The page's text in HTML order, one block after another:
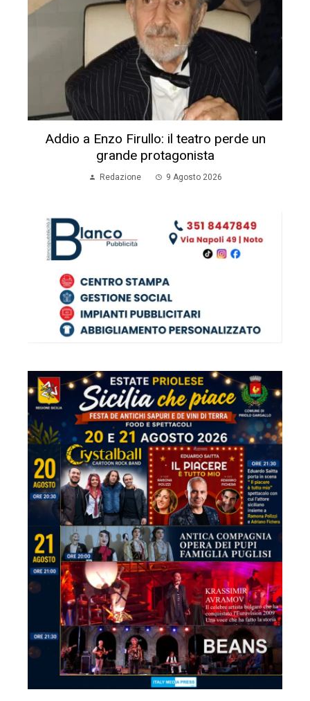
Addio a Enzo Firullo: il teatro perde un
grande protagonista
Redazione 9 Agosto 2026